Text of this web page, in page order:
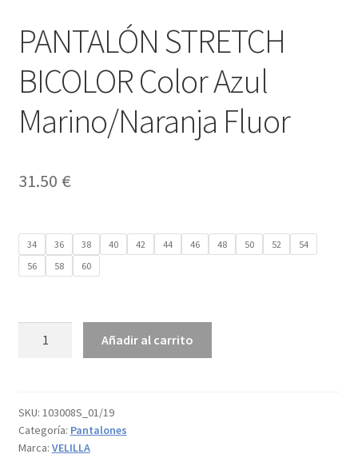
PANTALÓN STRETCH
BICOLOR Color Azul
Marino/Naranja Fluor
31.50 €
34 36 38 40 42 44 46 48 50 52
54
56
58 60
Azul
Marino/Naranja
Añadir al carrito
SKU: 103008S_01/19
Categoría: Pantalones
Marca: VELILLA